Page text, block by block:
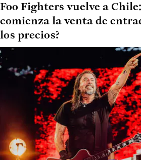
Foo Fighters vuelve a
comienza la venta de
los precios?